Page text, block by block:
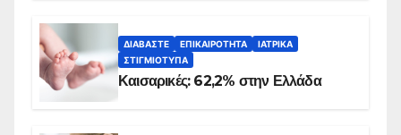
ΔΙΑΒΆΣΤΕ ΕΠΙΚΑΙΡΌΤΗΤΑ
ΙΑΤΡΙΚΆ
ΣΤΙΓΜΙΌΤΥΠΑ
Καισαρικές: 62,2% στην Ελλάδα